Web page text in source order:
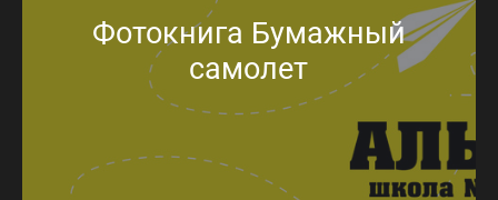
Фотокнига Бумажный
самолет